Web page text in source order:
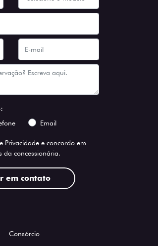
Email
Privacidadee concordo em
da concessionária.
em contato
Consórcio